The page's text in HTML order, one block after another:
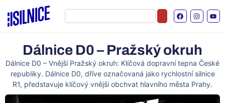
Dálnice D0 – Pražský okruh
Dálnice D0 – Vnější Pražský okruh: Klíčová dopravní tepna České
republiky. Dálnice D0, dříve označovaná jako rychlostní silnice
R1, představuje klíčový vnější obchvat hlavního města Prahy.